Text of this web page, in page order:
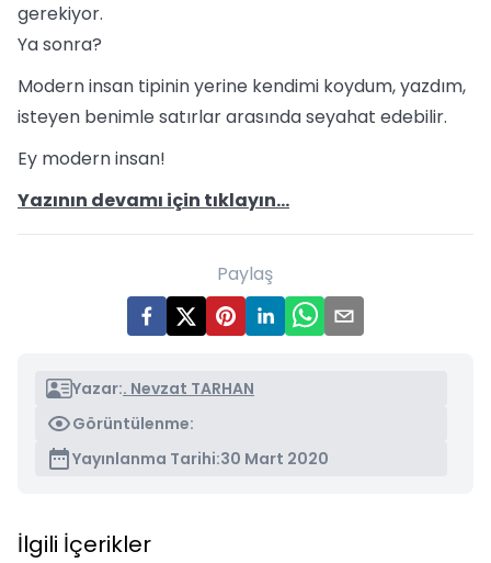
gerekiyor.
Ya sonra?
Modern insan tipinin yerine kendimi koydum, yazdım,
isteyen benimle satırlar arasında seyahat edebilir.
Ey modern insan!
Yazının devamı için tıklayın...
Paylaş
Yazar:. Nevzat TARHAN
Görüntülenme:
Yayınlanma Tarihi:30 Mart 2020
İlgili İçerikler